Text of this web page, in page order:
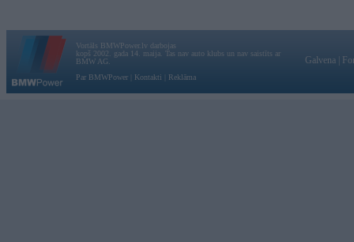
Vortāls BMWPower.lv darbojas
kopš 2002. gada 14. maija. Tas nav auto klubs un nav saistīts ar
BMW AG.
Par BMWPower
Kontakti Reklāma
Galvena